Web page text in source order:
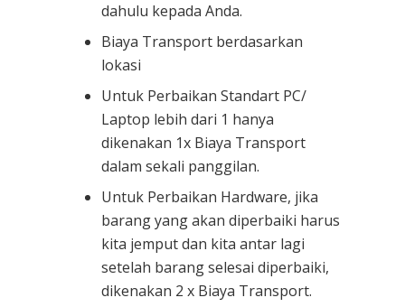
dahulu kepada Anda.
Biaya Transport berdasarkan
lokasi
Untuk Perbaikan Standart PC/
Laptop lebih dari 1 hanya
dikenakan 1x Biaya Transport
dalam sekali panggilan.
Untuk Perbaikan Hardware, jika
barang yang akan diperbaiki harus
kita jemput dan kita antar lagi
setelah barang selesai diperbaiki,
dikenakan 2 x Biaya Transport.